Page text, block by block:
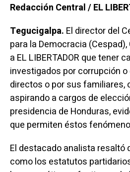
Redacción Central / EL
Tegucigalpa. El director del
para la Democracia
a EL LIBERTADOR que tener
investigados por corrupción
directos o por sus familiares,
aspirando a cargos de
presidencia de Honduras,
que permiten éstos
El destacado analista resaltó
como los estatutos